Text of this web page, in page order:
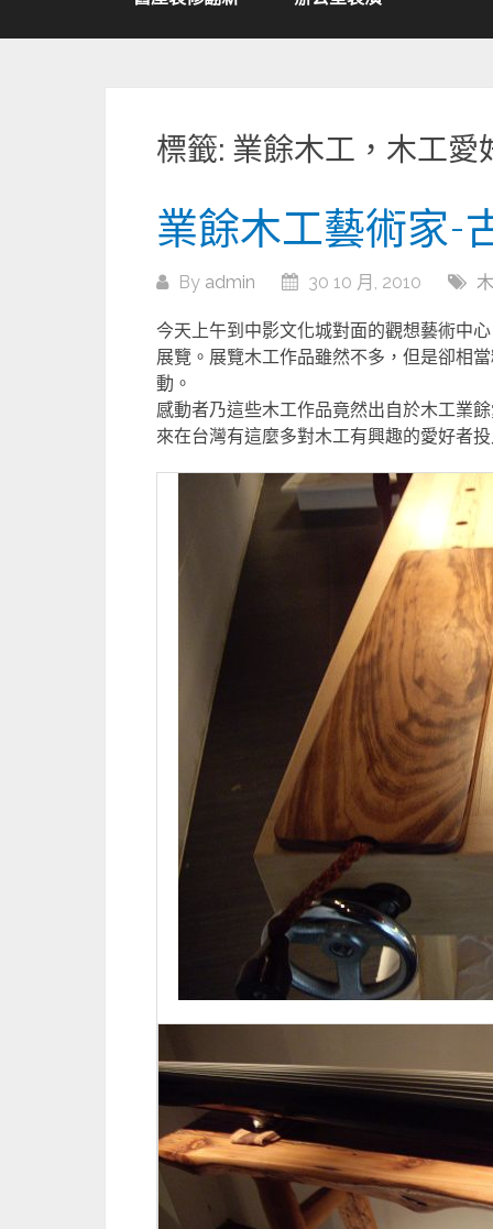
標籤: 業餘木工，木工愛
業餘木工藝術家-
By admin 30 10 月, 2010
今天上午到中影文化城對面的觀想藝術中
展覽。展覽木工作品雖然不多，但是卻相
動。
感動者乃這些木工作品竟然出自於木工業
來在台灣有這麼多對木工有興趣的愛好者